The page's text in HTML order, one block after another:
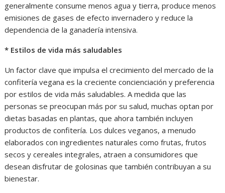
generalmente consume menos agua y tierra, produce menos
emisiones de gases de efecto invernadero y reduce la
dependencia de la ganadería intensiva.
* Estilos de vida más saludables
Un factor clave que impulsa el crecimiento del mercado de la
confitería vegana es la creciente concienciación y preferencia
por estilos de vida más saludables. A medida que las
personas se preocupan más por su salud, muchas optan por
dietas basadas en plantas, que ahora también incluyen
productos de confitería. Los dulces veganos, a menudo
elaborados con ingredientes naturales como frutas, frutos
secos y cereales integrales, atraen a consumidores que
desean disfrutar de golosinas que también contribuyan a su
bienestar.